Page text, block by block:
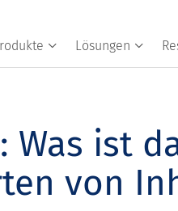
Lösungen
Was ist
von